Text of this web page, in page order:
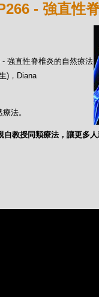
- 強直性
強直性脊椎炎的自然療法
)，Diana
法。
教授同類療法，讓更多人